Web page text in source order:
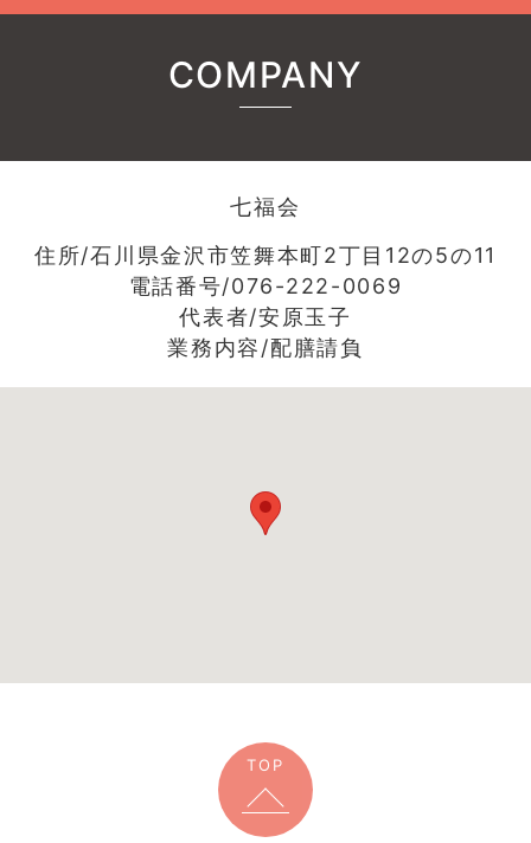
COMPANY
七福会
住所/石川県金沢市笠舞本町2丁目12の5の11
電話番号/076-222-0069
代表者/安原玉子
業務内容/配膳請負
TOP